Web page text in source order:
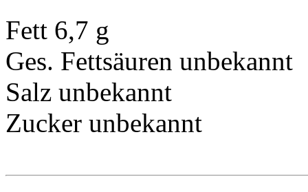
Fett 6,7 g
Ges. Fettsäuren unbekannt
Salz unbekannt
Zucker unbekannt